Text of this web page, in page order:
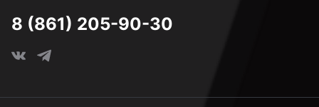
8 (861) 205-90-30